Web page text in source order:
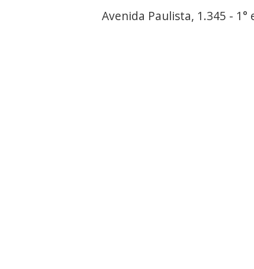
Avenida Paulista, 1.345 - 1°